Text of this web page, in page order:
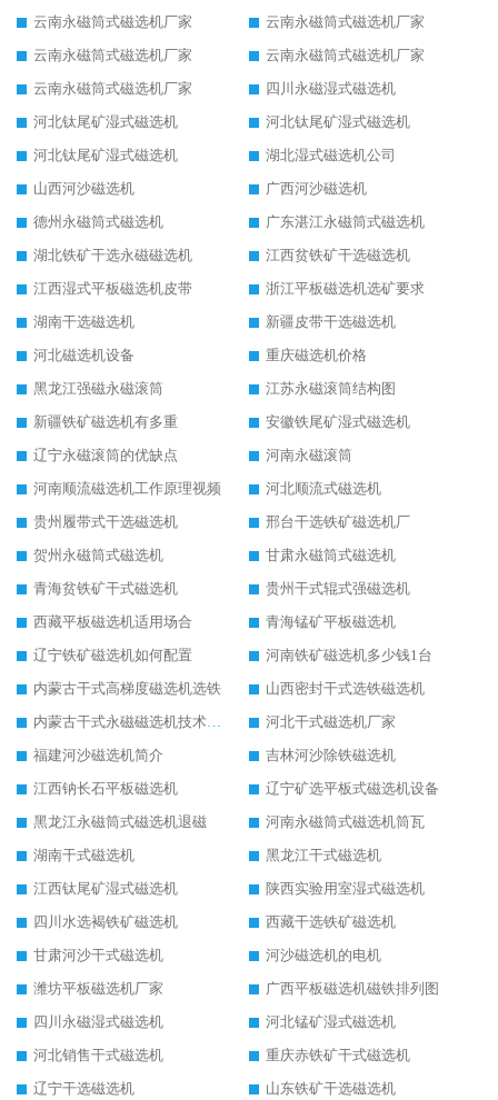
云南永磁筒式磁选机厂家
云南永磁筒式磁选机厂家
云南永磁筒式磁选机厂家
云南永磁筒式磁选机厂家
云南永磁筒式磁选机厂家
四川永磁湿式磁选机
河北钛尾矿湿式磁选机
河北钛尾矿湿式磁选机
河北钛尾矿湿式磁选机
湖北湿式磁选机公司
山西河沙磁选机
广西河沙磁选机
德州永磁筒式磁选机
广东湛江永磁筒式磁选机
湖北铁矿干选永磁磁选机
江西贫铁矿干选磁选机
江西湿式平板磁选机皮带
浙江平板磁选机选矿要求
湖南干选磁选机
新疆皮带干选磁选机
河北磁选机设备
重庆磁选机价格
黑龙江强磁永磁滚筒
江苏永磁滚筒结构图
新疆铁矿磁选机有多重
安徽铁尾矿湿式磁选机
辽宁永磁滚筒的优缺点
河南永磁滚筒
河南顺流磁选机工作原理视频
河北顺流式磁选机
贵州履带式干选磁选机
邢台干选铁矿磁选机厂
贺州永磁筒式磁选机
甘肃永磁筒式磁选机
青海贫铁矿干式磁选机
贵州干式辊式强磁选机
西藏平板磁选机适用场合
青海锰矿平板磁选机
辽宁铁矿磁选机如何配置
河南铁矿磁选机多少钱1台
内蒙古干式高梯度磁选机选铁
山西密封干式选铁磁选机
内蒙古干式永磁磁选机技术要求
河北干式磁选机厂家
福建河沙磁选机简介
吉林河沙除铁磁选机
江西钠长石平板磁选机
辽宁矿选平板式磁选机设备
黑龙江永磁筒式磁选机退磁
河南永磁筒式磁选机筒瓦
湖南干式磁选机
黑龙江干式磁选机
江西钛尾矿湿式磁选机
陕西实验用室湿式磁选机
四川水选褐铁矿磁选机
西藏干选铁矿磁选机
甘肃河沙干式磁选机
河沙磁选机的电机
潍坊平板磁选机厂家
广西平板磁选机磁铁排列图
四川永磁湿式磁选机
河北锰矿湿式磁选机
河北销售干式磁选机
重庆赤铁矿干式磁选机
辽宁干选磁选机
山东铁矿干选磁选机